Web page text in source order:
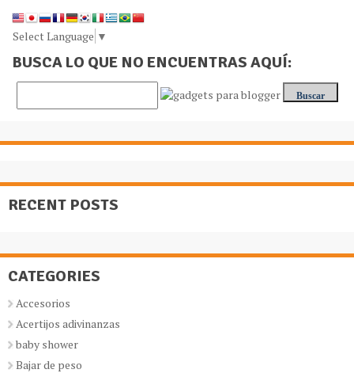
Select Language ▼
BUSCA LO QUE NO ENCUENTRAS AQUÍ:
RECENT POSTS
CATEGORIES
Accesorios
Acertijos adivinanzas
baby shower
Bajar de peso